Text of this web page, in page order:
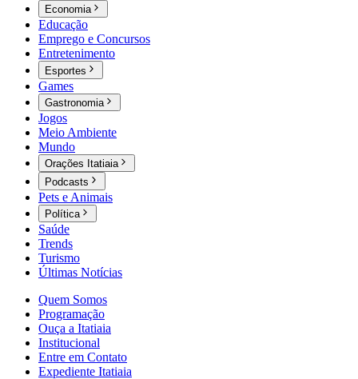
Economia
Educação
Emprego e Concursos
Entretenimento
Esportes
Games
Gastronomia
Jogos
Meio Ambiente
Mundo
Orações Itatiaia
Podcasts
Pets e Animais
Política
Saúde
Trends
Turismo
Últimas Notícias
Quem Somos
Programação
Ouça a Itatiaia
Institucional
Entre em Contato
Expediente Itatiaia